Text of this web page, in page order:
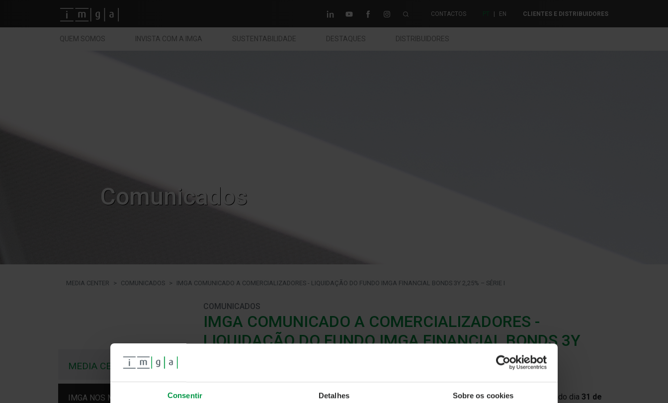
Consentir Detalhes Sobre os cookies
Fundos imga CONTACTOS PT | EN CLIENTES E DISTRIBUIDORES
QUEM SOMOS INVISTA COM A IMGA SUSTENTABILIDADE DESTAQUES DISTRIBUIDORES
Comunicados
MEDIA CENTER COMUNICADOS IMGA COMUNICADO A COMERCIALIZADORES - LIQUIDAÇÃO DO FUNDO IMGA FINANCIAL BONDS 3Y 2,25% – SÉRIE I
MEDIA CENTER
IMGA NOS MEDIA
COMUNICADOS
IMGA COMUNICADO A COMERCIALIZADORES -
LIQUIDAÇÃO DO FUNDO IMGA FINANCIAL BONDS 3Y
A IMGA – Sociedade Gestora de Organismos de Investimento Coletivo (SGOIC) informa que, no passado dia 31 de